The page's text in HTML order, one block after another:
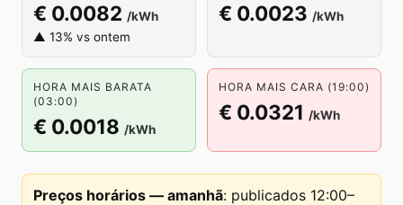
€ 0.0082 /kWh
▲ 13% vs ontem
€ 0.0023 /kWh
HORA MAIS BARATA
(03:00)
€ 0.0018 /kWh
HORA MAIS CARA (19:00)
€ 0.0321 /kWh
Preços horários — amanhã: publicados 12:00–